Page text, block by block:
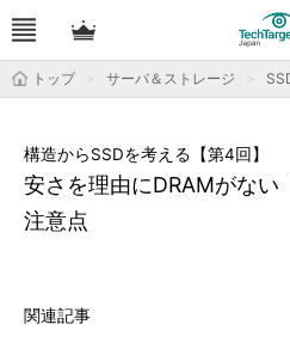
トップ サーバ＆ストレージ
安さを理由にDRAMがない
注意点
構造からSSDを考える【第4回】
関連記事